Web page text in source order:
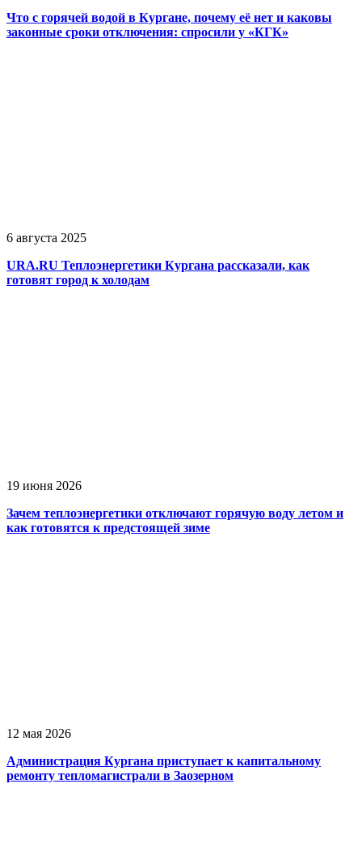
Что с горячей водой в Кургане, почему её нет и каковы
законные сроки отключения: спросили у «КГК»
6 августа 2025
URA.RU Теплоэнергетики Кургана рассказали, как
готовят город к холодам
19 июня 2026
Зачем теплоэнергетики отключают горячую воду летом и
как готовятся к предстоящей зиме
12 мая 2026
Администрация Кургана приступает к капитальному
ремонту тепломагистрали в Заозерном